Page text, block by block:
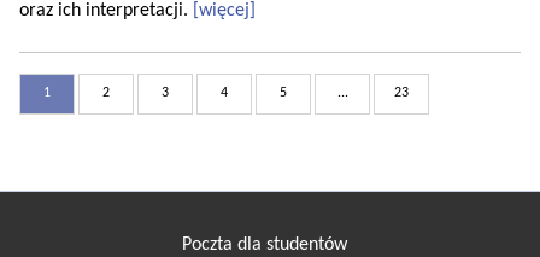
oraz ich interpretacji.
[więcej]
1 2 3 4 5 ... 23
Poczta dla studentów